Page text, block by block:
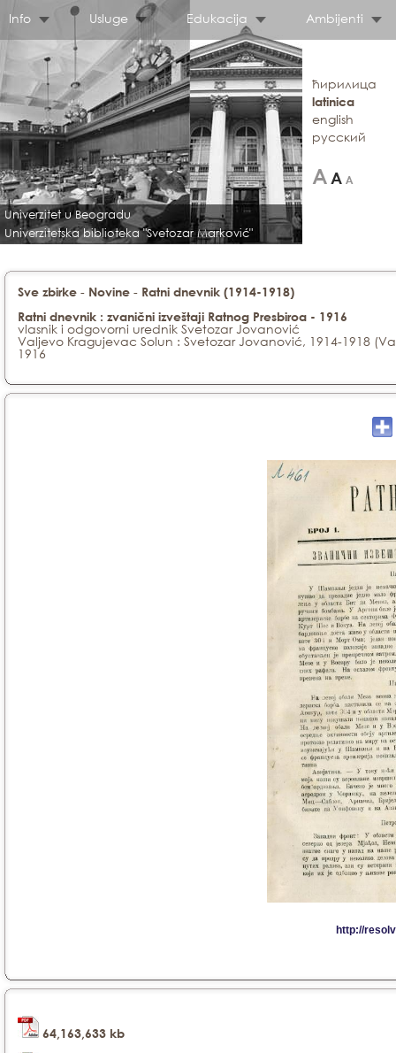
Info Usluge Edukacija Ambijenti
Univerzitet u Beogradu
Univerzitetska biblioteka "Svetozar Marković"
ћирилица
latinica
english
русский
Sve zbirke - Novine - Ratni dnevnik (1914-1918)
Ratni dnevnik : zvanični izveštaji Ratnog Presbiroa - 1916
vlasnik i odgovorni urednik Svetozar Jovanović
Valjevo Kragujevac Solun : Svetozar Jovanović, 1914-1918
1916
64,163,633 kb